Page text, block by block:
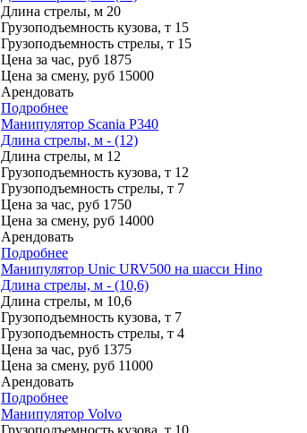
Длина стрелы, м 20
Грузоподъемность кузова, т 15
Грузоподъемность стрелы, т 15
Цена за час, руб 1875
Цена за смену, руб 15000
Арендовать
Подробнее
Манипулятор Scania P340
Длина стрелы, м - (12)
Длина стрелы, м 12
Грузоподъемность кузова, т 12
Грузоподъемность стрелы, т 7
Цена за час, руб 1750
Цена за смену, руб 14000
Арендовать
Подробнее
Манипулятор Unic URV500 на шасси Hino
Длина стрелы, м - (10,6)
Длина стрелы, м 10,6
Грузоподъемность кузова, т 7
Грузоподъемность стрелы, т 4
Цена за час, руб 1375
Цена за смену, руб 11000
Арендовать
Подробнее
Манипулятор Volvo
Грузоподъемность кузова, т 10